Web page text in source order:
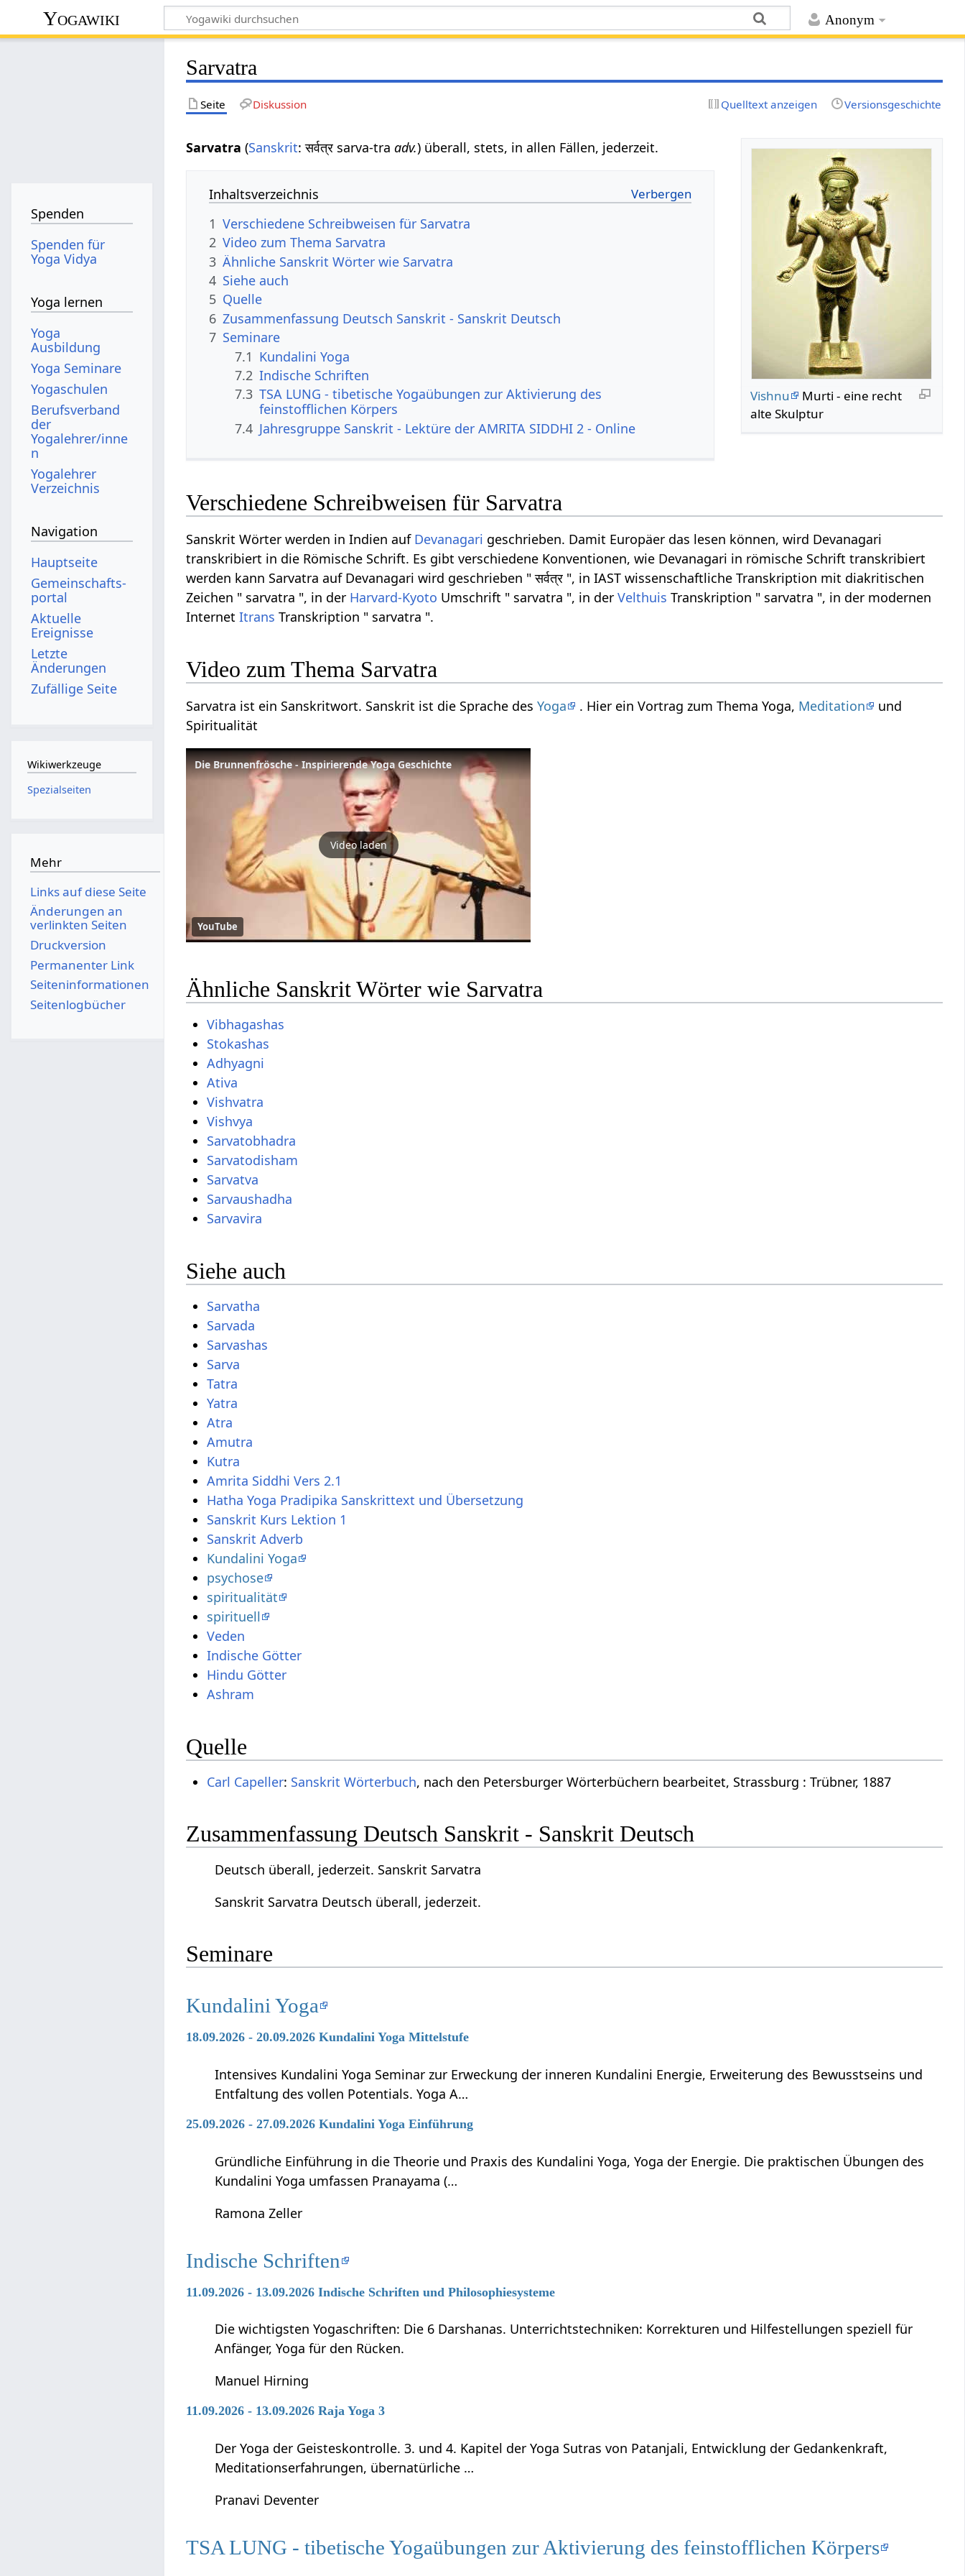
Anonym
Yogawiki
Sarvatra
Seite Diskussion Quelltext anzeigen Versionsgeschichte
Vishnu
Murti - eine recht
alte Skulptur
Sarvatra (Sanskrit: सर्वत्र sarva-traadv.) überall, stets, in allen Fällen, jederzeit.
Inhaltsverzeichnis
1 Verschiedene Schreibweisen für Sarvatra
2 Video zum Thema Sarvatra
3 Ähnliche Sanskrit Wörter wie Sarvatra
4 Siehe auch
5 Quelle
6 Zusammenfassung Deutsch Sanskrit - Sanskrit Deutsch
7 Seminare
7.1 Kundalini Yoga
7.2 Indische Schriften
7.3 TSA LUNG - tibetische Yogaübungen zur Aktivierung des
feinstofflichen Körpers
7.4 Jahresgruppe Sanskrit - Lektüre der AMRITA SIDDHI 2 - Online
Verschiedene Schreibweisen für Sarvatra
Sanskrit Wörter werden in Indien auf Devanagari geschrieben. Damit Europäer das lesen können, wird Devanagari
transkribiert in die Römische Schrift. Es gibt verschiedene Konventionen, wie Devanagari in römische Schrift transkribiert
werden kann Sarvatra auf Devanagari wird geschrieben " सर्वत्र ", in IAST wissenschaftliche Transkription mit diakritischen
Zeichen " sarvatra ", in der Harvard-Kyoto Umschrift " sarvatra ", in derVelthuis Transkription " sarvatra ", in der modernen
InternetItrans Transkription " sarvatra ".
Video zum Thema Sarvatra
Sarvatra ist ein Sanskritwort. Sanskrit ist die Sprache desYoga . Hier ein Vortrag zum Thema Yoga, Meditation
und
Spiritualität
Die Brunnenfrösche - Inspirierende Yoga Geschichte
Video laden
YouTube
Ähnliche Sanskrit Wörter wie Sarvatra
Vibhagashas
Stokashas
Adhyagni
Ativa
Vishvatra
Vishvya
Sarvatobhadra
Sarvatodisham
Sarvatva
Sarvaushadha
Sarvavira
Siehe auch
Sarvatha
Sarvada
Sarvashas
Sarva
Tatra
Yatra
Atra
Amutra
Kutra
Amrita Siddhi Vers 2.1
Hatha Yoga Pradipika Sanskrittext und Übersetzung
Sanskrit Kurs Lektion 1
Sanskrit Adverb
Kundalini Yoga
psychose
spiritualität
spirituell
Veden
Indische Götter
Hindu Götter
Ashram
Quelle
Carl Capeller: Sanskrit Wörterbuch, nach den Petersburger Wörterbüchern bearbeitet, Strassburg : Trübner, 1887
Zusammenfassung Deutsch Sanskrit - Sanskrit Deutsch
Deutsch überall, jederzeit. Sanskrit Sarvatra
Sanskrit Sarvatra Deutsch überall, jederzeit.
Seminare
Kundalini Yoga
18.09.2026 - 20.09.2026 Kundalini Yoga Mittelstufe
Intensives Kundalini Yoga Seminar zur Erweckung der inneren Kundalini Energie, Erweiterung des Bewusstseins und
Entfaltung des vollen Potentials. Yoga A…
25.09.2026 - 27.09.2026 Kundalini Yoga Einführung
Gründliche Einführung in die Theorie und Praxis des Kundalini Yoga, Yoga der Energie. Die praktischen Übungen des
Kundalini Yoga umfassen Pranayama (…
Ramona Zeller
Indische Schriften
11.09.2026 - 13.09.2026 Indische Schriften und Philosophiesysteme
Die wichtigsten Yogaschriften: Die 6 Darshanas. Unterrichtstechniken: Korrekturen und Hilfestellungen speziell für
Anfänger, Yoga für den Rücken.
Manuel Hirning
11.09.2026 - 13.09.2026 Raja Yoga 3
Der Yoga der Geisteskontrolle. 3. und 4. Kapitel der Yoga Sutras von Patanjali, Entwicklung der Gedankenkraft,
Meditationserfahrungen, übernatürliche …
Pranavi Deventer
TSA LUNG - tibetische Yogaübungen zur Aktivierung des feinstofflichen Körpers
Spenden
Spenden für
Yoga Vidya
Yoga lernen
Yoga
Ausbildung
Yoga Seminare
Yogaschulen
Berufsverband
der
Yogalehrer/inne
n
Yogalehrer
Verzeichnis
Navigation
Hauptseite
Gemeinschafts­
portal
Aktuelle
Ereignisse
Letzte
Änderungen
Zufällige Seite
Wikiwerkzeuge
Spezialseiten
Mehr
Links auf diese Seite
Änderungen an
verlinkten Seiten
Druckversion
Permanenter Link
Seiten­­informationen
Seitenlogbücher